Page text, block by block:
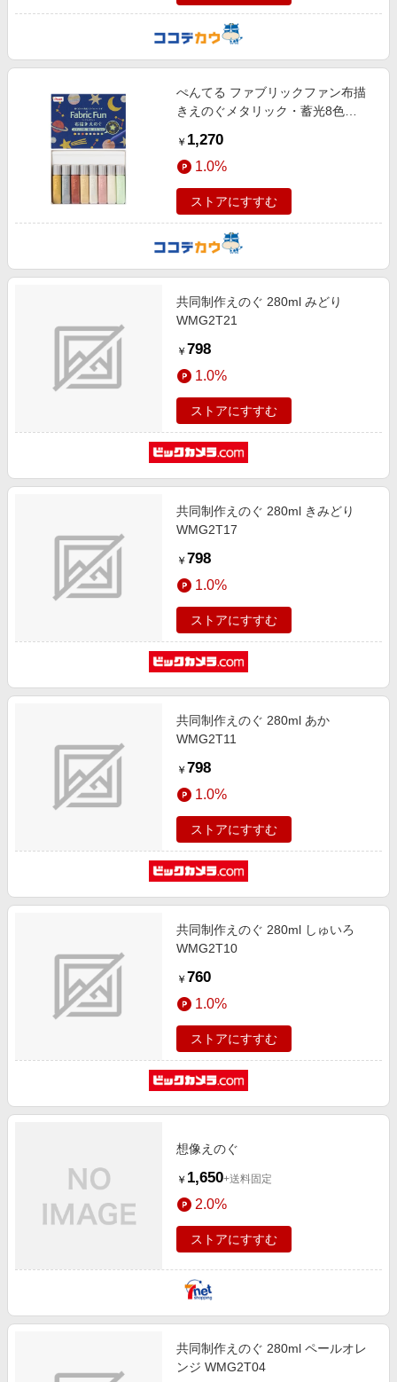
ぺんてる ファブリックファン布描
きえのぐメタリック・蓄光8色
￥ 1,270
1.0%
ストアにすすむ
共同制作えのぐ 280ml みどり
WMG2T21
￥ 798
1.0%
ストアにすすむ
共同制作えのぐ 280ml きみどり
WMG2T17
￥ 798
1.0%
ストアにすすむ
共同制作えのぐ 280ml あか
WMG2T11
￥ 798
1.0%
ストアにすすむ
共同制作えのぐ 280ml しゅいろ
WMG2T10
￥ 760
1.0%
ストアにすすむ
想像えのぐ
￥ 1,650+送料固定
2.0%
ストアにすすむ
共同制作えのぐ 280ml ペールオレ
ンジ WMG2T04